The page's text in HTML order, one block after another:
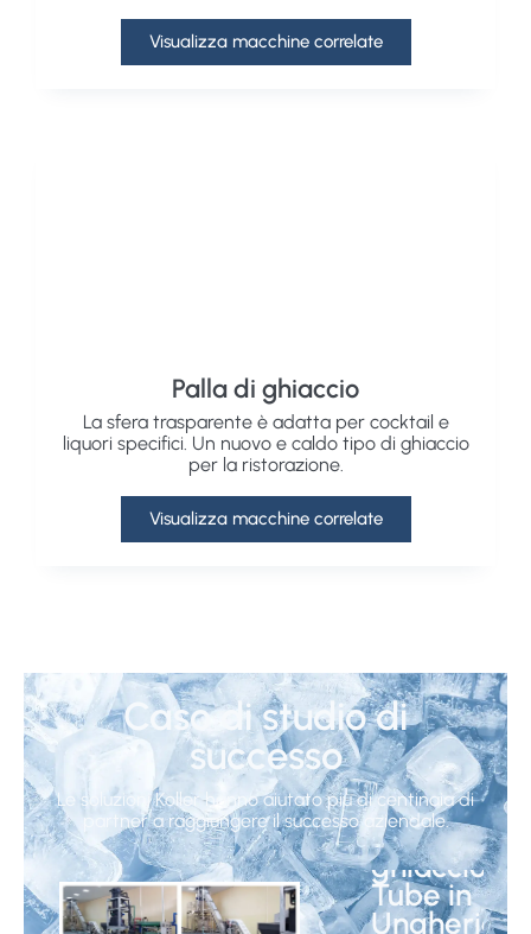
Visualizza macchine correlate
Palla di ghiaccio
La sfera trasparente è adatta per cocktail e
liquori specifici. Un nuovo e caldo tipo di ghiaccio
per la ristorazione.
Visualizza macchine correlate
Caso di studio di
successo
Le soluzioni Koller hanno aiutato più di centinaia di
partner a raggiungere il successo aziendale.
Custodia
per
macchina
per il
ghiaccio
Tube in
Ungheria